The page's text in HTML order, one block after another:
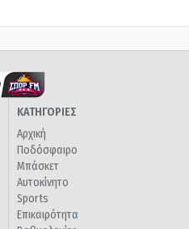
ΚΑΤΗΓΟΡΙΕΣ
Αρχική
Ποδόσφαιρο
Μπάσκετ
Αυτοκίνητο
Sports
Επικαιρότητα